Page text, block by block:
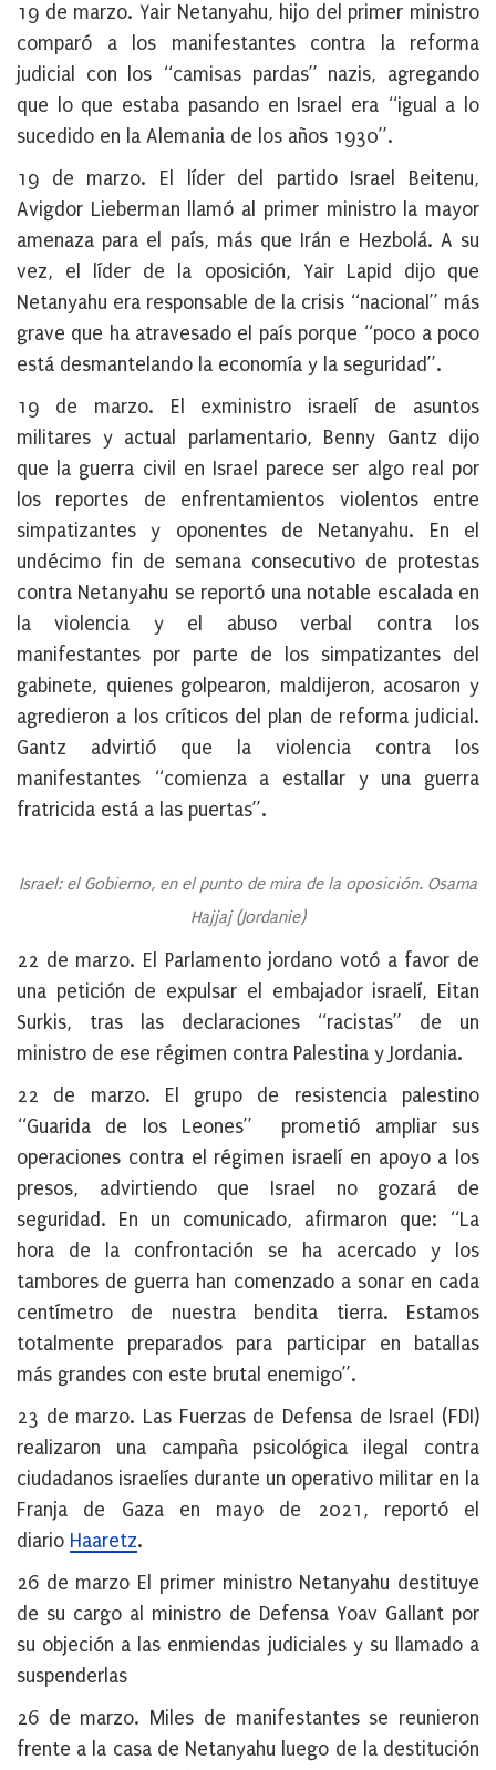
19 de marzo. Yair Netanyahu, hijo del primer ministro
comparó a los manifestantes contra la reforma
judicial con los “camisas pardas” nazis, agregando
que lo que estaba pasando en Israel era “igual a lo
sucedido en la Alemania de los años 1930”.
19 de marzo.
El líder del partido Israel Beitenu,
Avigdor Lieberman llamó al primer ministro la mayor
amenaza para el país, más que Irán e Hezbolá. A su
vez, el líder de la oposición, Yair Lapid dijo que
Netanyahu era responsable de la crisis “nacional” más
grave que ha atravesado el país porque “poco a poco
está desmantelando la economía y la seguridad”.
19 de marzo. El exministro israelí de asuntos
militares y actual parlamentario, Benny Gantz dijo
que la guerra civil en Israel parece ser algo real por
los reportes de enfrentamientos violentos entre
simpatizantes y oponentes de Netanyahu. En el
undécimo fin de semana consecutivo de protestas
contra Netanyahu se reportó una notable escalada en
la violencia y el abuso verbal contra los
manifestantes por parte de los simpatizantes del
gabinete, quienes golpearon, maldijeron, acosaron y
agredieron a los críticos del plan de reforma judicial.
Gantz advirtió que
a violencia contra los
manifestantes “comienza a estallar y una guerra
fratricida está a las puertas”.
Israel: el Gobierno, en el punto de mira de la oposición. Osama
Hajjaj (Jordanie)
22 de marzo. El Parlamento jordano votó a favor de
una petición de expulsar el embajador israelí, Eitan
Surkis, tras las declaraciones “racistas” de un
ministro de ese régimen contra Palestina y Jordania.
22 de marzo. El grupo de resistencia palestino
“Guarida de los Leones” prometió ampliar sus
operaciones contra el régimen israelí en apoyo a los
presos, advirtiendo que Israel no gozará de
seguridad. En un comunicado, afirmaron que: “La
hora de la confrontación se ha acercado y los
tambores de guerra han comenzado a sonar en cada
centímetro de nuestra bendita tierra. Estamos
totalmente preparados para participar en batallas
más grandes con este brutal enemigo”.
23 de marzo. Las Fuerzas de Defensa de Israel (FDI)
realizaron una campaña psicológica ilegal contra
ciudadanos israelíes durante un operativo militar en la
Franja de Gaza en mayo de 2021, reportó el
diario Haaretz.
26 de marzo El primer ministro Netanyahu destituye
de su cargo al ministro de Defensa Yoav Gallant por
su objeción a las enmiendas judiciales y su llamado a
suspenderlas
26 de marzo. Miles de manifestantes se reunieron
frente a la casa de Netanyahu luego de la destitución